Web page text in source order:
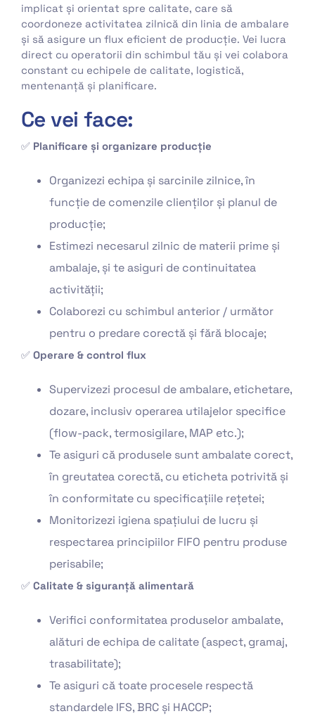
implicat și orientat spre calitate, care să
coordoneze activitatea zilnică din linia de ambalare
și să asigure un flux eficient de producție. Vei lucra
direct cu operatorii din schimbul tău și vei colabora
constant cu echipele de calitate, logistică,
mentenanță și planificare.
Ce vei face:
✅ Planificare și organizare producție
Organizezi echipa și sarcinile zilnice, în
funcție de comenzile clienților și planul de
producție;
Estimezi necesarul zilnic de materii prime și
ambalaje, și te asiguri de continuitatea
activității;
Colaborezi cu schimbul anterior / următor
pentru o predare corectă și fără blocaje;
✅ Operare & control flux
Supervizezi procesul de ambalare, etichetare,
dozare, inclusiv operarea utilajelor specifice
(flow-pack, termosigilare, MAP etc.);
Te asiguri că produsele sunt ambalate corect,
în greutatea corectă, cu eticheta potrivită și
în conformitate cu specificațiile rețetei;
Monitorizezi igiena spațiului de lucru și
respectarea principiilor FIFO pentru produse
perisabile;
✅ Calitate & siguranță alimentară
Verifici conformitatea produselor ambalate,
alături de echipa de calitate (aspect, gramaj,
trasabilitate);
Te asiguri că toate procesele respectă
standardele IFS, BRC și HACCP;